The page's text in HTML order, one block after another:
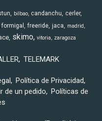
bilbao candanchu cerler
formigal freeride jaca
madrid
skimo vitoria zaragoza
TELEMARK
Política de Privacidad
de un pedido
Políticas de